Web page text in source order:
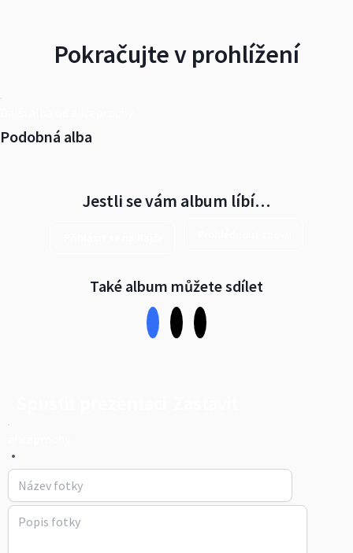
Pokračujte v prohlížení
Podobná alba
Jestli se vám album líbí…
Také album můžete sdílet
•